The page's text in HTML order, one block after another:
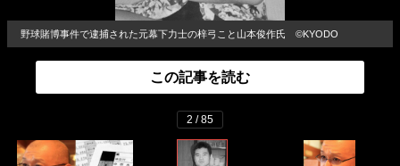
野球賭博事件で逮捕された元幕下力士の梓弓こと山本俊作氏 ©KYODO
この記事を読む
2 / 85